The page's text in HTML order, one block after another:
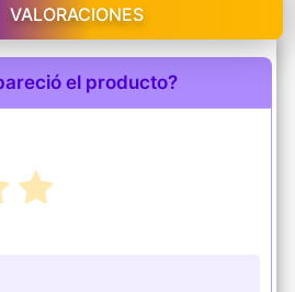
VALORACIONES
el producto?